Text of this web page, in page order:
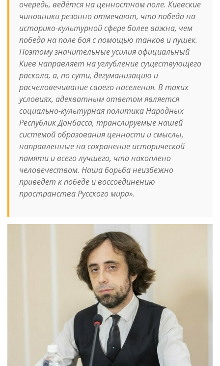
очередь, ведётся на ценностном поле. Киевские
чиновники резонно отмечают, что победа на
историко-культурной сфере более важна, чем
победа на поле боя с помощью танков и пушек.
Поэтому значительные усилия официальный
Киев направляет на углубление существующего
раскола, а, по сути, дегуманизацию и
расчеловечивание своего населения. В таких
условиях, адекватным ответом является
социально-культурная политика Народных
Республик Донбасса, транслируемые нашей
системой образования ценности и смыслы,
направленные на сохранение исторической
памяти и всего лучшего, что накоплено
человечеством. Наша борьба неизбежно
приведёт к победе и воссоединению
пространства Русского мира».